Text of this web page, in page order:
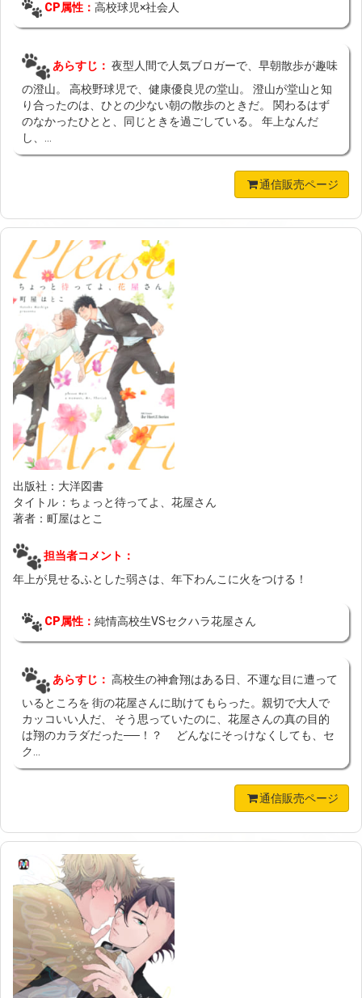
CP属性： 高校球児×社会人
あらすじ： 夜型人間で人気ブロガーで、早朝散歩が趣味
の澄山。 高校野球児で、健康優良児の堂山。 澄山が堂山と知
り合ったのは、ひとの少ない朝の散歩のときだ。 関わるはず
のなかったひとと、同じときを過ごしている。 年上なんだ
し、...
通信販売ページ
出版社：大洋図書
タイトル：ちょっと待ってよ、花屋さん
著者：町屋はとこ
担当者コメント：
年上が見せるふとした弱さは、年下わんこに火をつける！
CP属性： 純情高校生VSセクハラ花屋さん
あらすじ： 高校生の神倉翔はある日、不運な目に遭って
いるところを 街の花屋さんに助けてもらった。親切で大人で
カッコいい人だ、 そう思っていたのに、花屋さんの真の目的
は翔のカラダだった──！？ どんなにそっけなくしても、セ
ク...
通信販売ページ